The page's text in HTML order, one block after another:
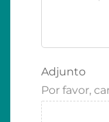
Adjunto
Por favor,